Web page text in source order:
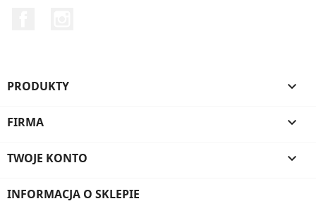
PRODUKTY 
FIRMA 
TWOJE KONTO 
INFORMACJA O SKLEPIE